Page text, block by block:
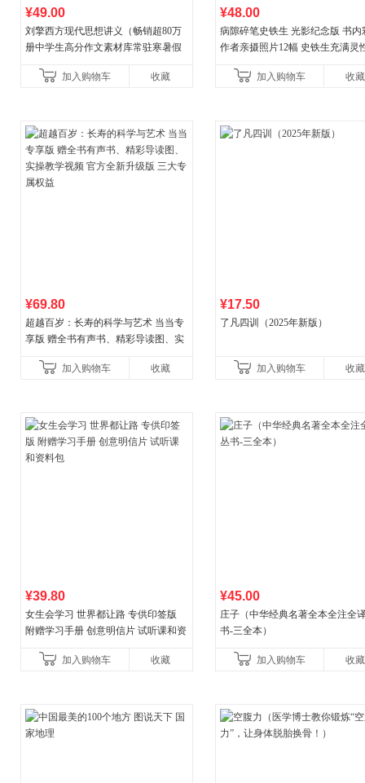
¥49.00
刘擎西方现代思想讲义（畅销超80万
册中学生高分作文素材库常驻寒暑假
讲透西方思想史，哲学知
加入购物车 收藏
¥48.00
病隙碎笔史铁生 光影纪念版 书内
作者亲摄照片12幅 史铁生充满灵
加入购物车
收藏
¥69.80
超越百岁：长寿的科学与艺术 当当专
享版 赠全书有声书、精彩导读图、实
权益
加入购物车 收藏
¥17.50
了凡四训（2025年新版）
加入购物车 收藏
¥39.80
女生会学习 世界都让路 专供印签版
附赠学习手册 创意明信片 试听课和资
加入购物车
收藏
¥45.00
庄子（中华经典名著全本全注全
书-三全本）
加入购物车 收藏